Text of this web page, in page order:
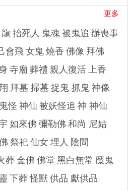
更多
龍 抬死人 鬼魂 被鬼追 辦喪事
會飛 女鬼 燒香 佛像 拜佛
寺廟 葬禮 親人復活 上香
拜墓 掃墓 捉鬼 抓鬼 神像
怪 神仙 被妖怪追 神 神仙
如來佛 彌勒佛 和尚 尼姑
祭祀 仙女 埋人 陰間
葬 金佛 佛堂 黑白無常 魔鬼
下葬 怪獸 供品 獻供品